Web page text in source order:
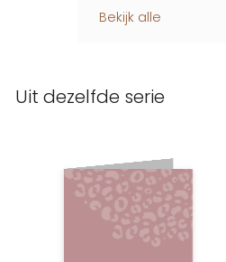
Bekijk alle
Uit dezelfde serie